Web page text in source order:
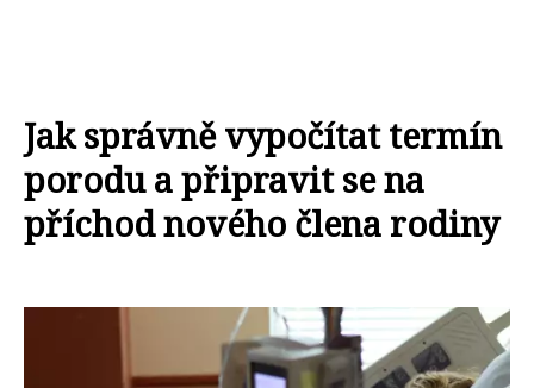
Jak správně vypočítat termín
porodu a připravit se na
příchod nového člena rodiny